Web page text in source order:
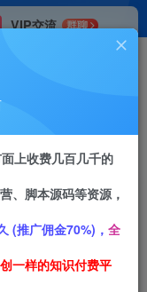
VIP交流
群聊
研究探讨更多创业项目路子。
巴诚信通运营必
的核心玩法
关注 私信
上收费几百几千的
、脚本源码等资源，
(推广佣金70%)， 全
一样的知识付费平